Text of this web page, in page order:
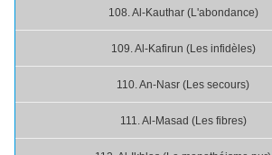
108. Al-Kauthar (L'abondance)
109. Al-Kafirun (Les infidèles)
110. An-Nasr (Les secours)
111. Al-Masad (Les fibres)